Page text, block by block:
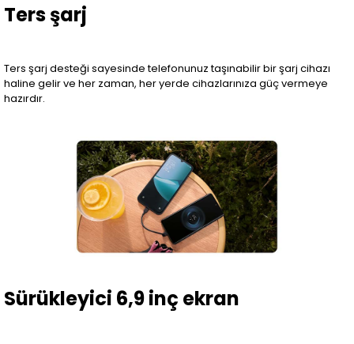
Ters şarj
Ters şarj desteği sayesinde telefonunuz taşınabilir bir şarj cihazı
haline gelir ve her zaman, her yerde cihazlarınıza güç vermeye
hazırdır.
Sürükleyici 6,9 inç ekran